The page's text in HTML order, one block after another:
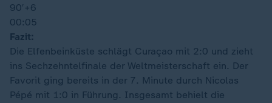
90′ +6
00:05
Fazit:
Die Elfenbeinküste schlägt Curaçao mit 2:0 und zieht
ins Sechzehntelfinale der Weltmeisterschaft ein. Der
Favorit ging bereits in der 7. Minute durch Nicolas
Pépé mit 1:0 in Führung. Insgesamt behielt die